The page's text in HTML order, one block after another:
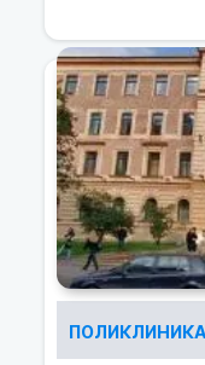
ПОЛИКЛИНИКА